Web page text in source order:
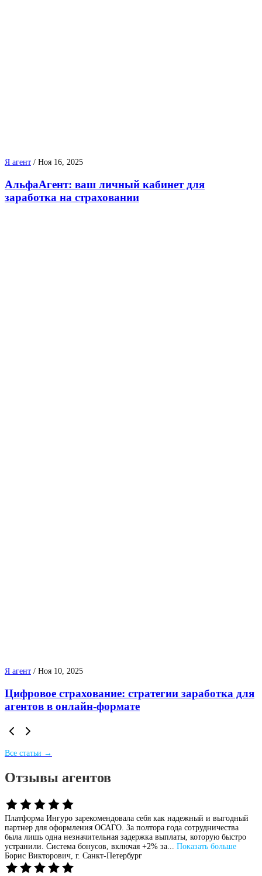
Я агент / Ноя 16, 2025
АльфаАгент: ваш личный кабинет для
заработка на страховании
Я агент / Ноя 10, 2025
Цифровое страхование: стратегии заработка для
агентов в онлайн-формате
Все статьи →
Отзывы агентов
Платформа Ингуро зарекомендовала себя как надежный и выгодный
партнер для оформления ОСАГО. За полтора года сотрудничества
была лишь одна незначительная задержка выплаты, которую быстро
устранили. Система бонусов, включая +2% за... Показать больше
Борис Викторович, г. Санкт-Петербург